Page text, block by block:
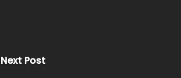
Next Post